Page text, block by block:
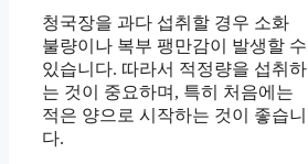
청국장을 과다 섭취할 경우 소화
불량이나 복부 팽만감이 발생할 수
있습니다. 따라서 적정량을 섭취하
는 것이 중요하며, 특히 처음에는
적은 양으로 시작하는 것이 좋습니
다.